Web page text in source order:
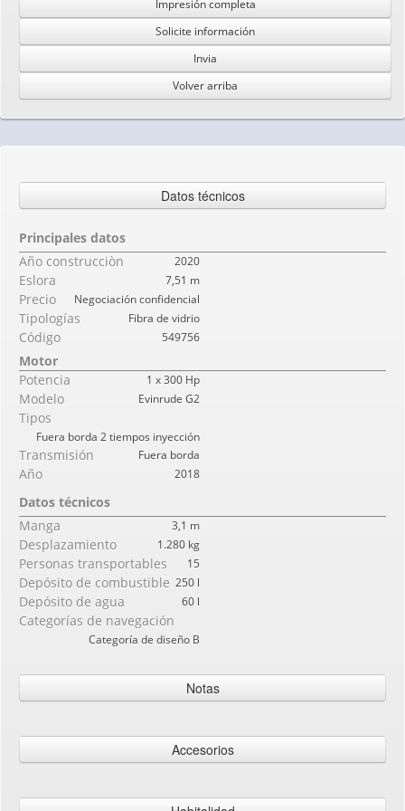
Impresión completa
Solicite información
Invia
Volver arriba
Datos técnicos
Principales datos
Año construcciòn
2020
Eslora 7,51 m
Precio Negociación confidencial
Tipologías Fibra de vidrio
Código 549756
Motor
Potencia
1 x 300 Hp
Modelo Evinrude G2
Tipos
Fuera borda 2 tiempos inyección
Transmisión Fuera borda
Año 2018
Datos técnicos
Manga
3,1 m
Desplazamiento 1.280 kg
Personas transportables 15
Depósito de combustible 250 l
Depósito de agua 60 l
Categorías de navegación
Categoría de diseño B
Notas
pasamanos de acero inoxidable, brújula, instrumentos de tablero,
volante, conector USB para 12 V, trompeta empotrada LED luces de
Accesorios